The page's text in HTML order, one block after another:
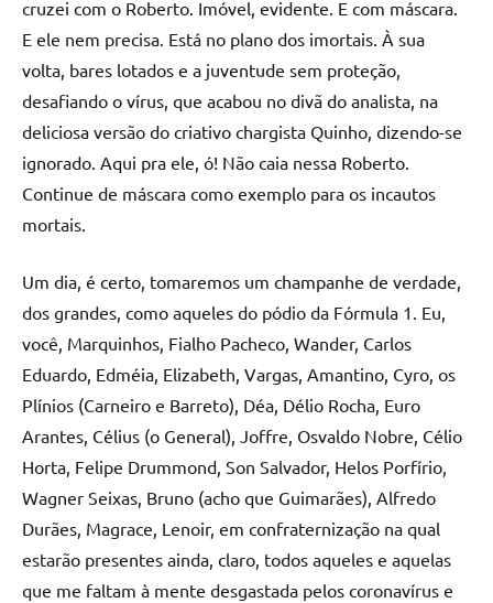
cruzei com o Roberto. Imóvel, evidente. E com máscara.
E ele nem precisa. Está no plano dos imortais. À sua
volta, bares lotados e a juventude sem proteção,
desafiando o vírus, que acabou no divã do analista, na
deliciosa versão do criativo chargista Quinho, dizendo-se
ignorado. Aqui pra ele, ó! Não caia nessa Roberto.
Continue de máscara como exemplo para os incautos
mortais.
Um dia, é certo, tomaremos um champanhe de verdade,
dos grandes, como aqueles do pódio da Fórmula 1. Eu,
você, Marquinhos, Fialho Pacheco, Wander, Carlos
Eduardo, Edméia, Elizabeth, Vargas, Amantino, Cyro, os
Plínios (Carneiro e Barreto), Déa, Délio Rocha, Euro
Arantes, Célius (o General), Joffre, Osvaldo Nobre, Célio
Horta, Felipe Drummond, Son Salvador, Helos Porfírio,
Wagner Seixas, Bruno (acho que Guimarães), Alfredo
Durães, Magrace, Lenoir, em confraternização na qual
estarão presentes ainda, claro, todos aqueles e aquelas
que me faltam à mente desgastada pelos coronavírus e